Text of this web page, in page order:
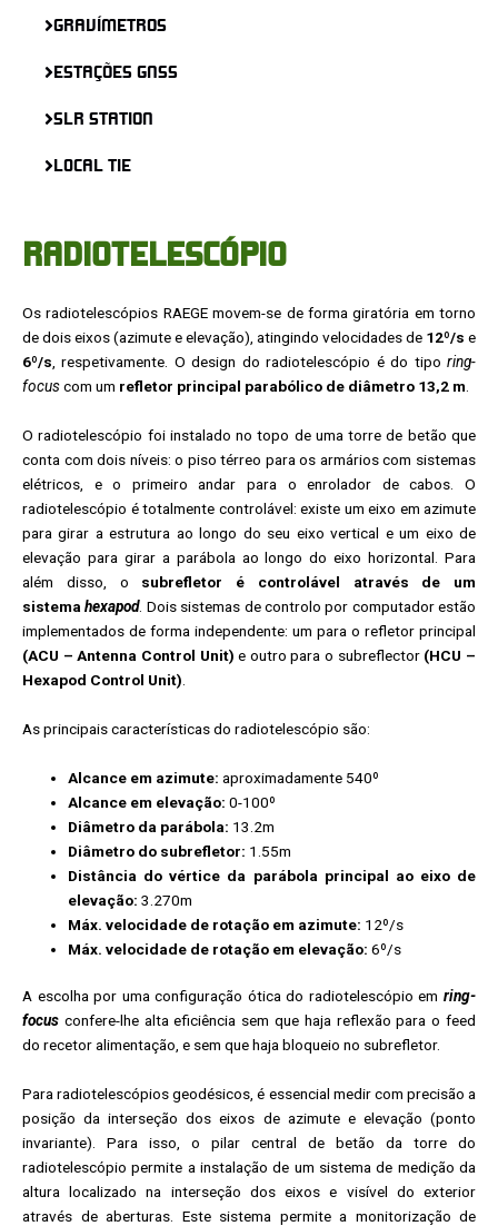
GRAVÍMETROS
ESTAÇÕES GNSS
SLR STATION
L0CAL TIE
RADIOTELESCÓPIO
Os radiotelescópios RAEGE movem-se de forma giratória em torno
de dois eixos (azimute e elevação), atingindo velocidades de 12º/s e
6º/s , respetivamente. O design do radiotelescópio é do tipo ring-
focuscom um refletor principal parabólico de diâmetro 13,2 m
O radiotelescópio foi instalado no topo de uma torre de betão que
conta com dois níveis: o piso térreo para os armários com sistemas
elétricos, e o primeiro andar para o enrolador de cabos. O
radiotelescópio é totalmente controlável: existe um eixo em azimute
para girar a estrutura ao longo do seu eixo vertical e um eixo de
elevação para girar a parábola ao longo do eixo horizontal. Para
além disso, o subrefletor é controlável através de um
sistemahexapod. Dois sistemas de controlo por computador estão
implementados de forma independente: um para o refletor principal
(ACU – Antenna Control Unit) e outro para o subreflector (HCU –
Hexapod Control Unit)
As principais características do radiotelescópio são:
Alcance em azimute: aproximadamente 540º
Alcance em elevação: 0-100º
Diâmetro da parábola: 13.2m
Diâmetro do subrefletor: 1.55m
Distância do vértice da parábola principal ao eixo de
elevação: 3.270m
Máx. velocidade de rotação em azimute: 12º/s
Máx. velocidade de rotação em elevação: 6º/s
A escolha por uma configuração ótica do radiotelescópio em ring-
focus confere-lhe alta eficiência sem que haja reflexão para o feed
do recetor alimentação, e sem que haja bloqueio no subrefletor.
Para radiotelescópios geodésicos, é essencial medir com precisão a
posição da interseção dos eixos de azimute e elevação (ponto
invariante). Para isso, o pilar central de betão da torre do
radiotelescópio permite a instalação de um sistema de medição da
altura localizado na interseção dos eixos e visível do exterior
através de aberturas. Este sistema permite a monitorização de